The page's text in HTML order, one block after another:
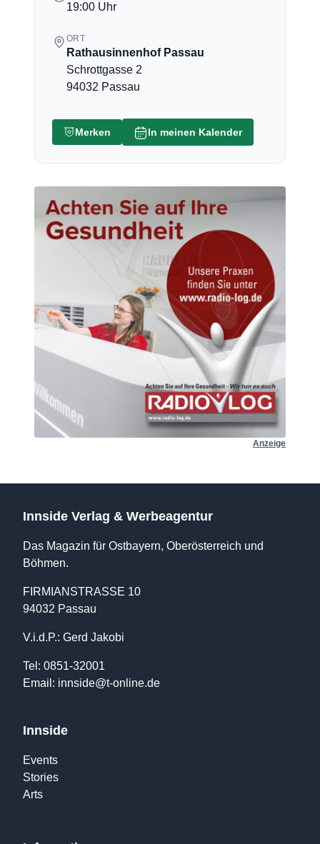
19:00 Uhr
ORT
Rathausinnenhof Passau
Schrottgasse 2
94032 Passau
Merken In meinen Kalender
Anzeige
Innside Verlag & Werbeagentur
Das Magazin für Ostbayern, Oberösterreich und
Böhmen.
FIRMIANSTRASSE 10
94032 Passau
V.i.d.P.: Gerd Jakobi
Tel: 0851-32001
Email: innside@t-online.de
Innside
Events
Stories
Arts